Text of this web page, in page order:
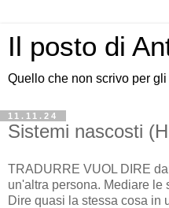
Il posto di
Quello che non scrivo per
11.11.24
Sistemi nascosti
TRADURRE VUOL DIRE
un'altra persona. Mediare
Dire quasi la stessa cosa in